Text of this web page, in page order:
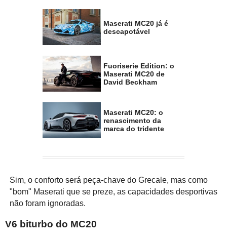
Maserati MC20 já é
descapotável
Fuoriserie Edition: o
Maserati MC20 de
David Beckham
Maserati MC20: o
renascimento da
marca do tridente
Sim, o conforto será peça-chave do Grecale, mas como
"bom" Maserati que se preze, as capacidades desportivas
não foram ignoradas.
V6 biturbo do MC20